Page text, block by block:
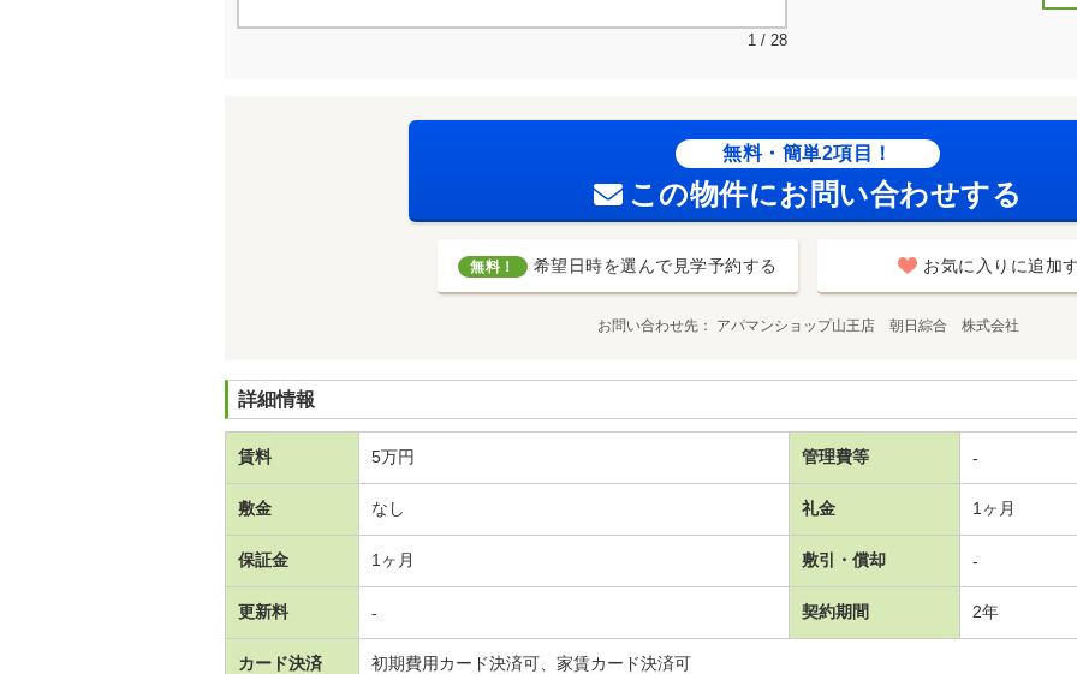
1 / 28
無料・簡単2項目！
この物件にお問い合わせする
無料！ 希望日時を選んで見学予約する お気に入りに追加
お問い合わせ先 アパマンショップ山王店 朝日綜合 株式会社
詳細情報
賃料 5万円 管理費等 -
敷金 なし 礼金 1ヶ月
保証金 1ヶ月 敷引・償却 -
更新料 - 契約期間 2年
カード決済 初期費用カード決済可、家賃カード決済可